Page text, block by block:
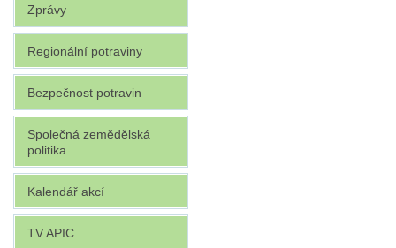
Zprávy
Regionální potraviny
Bezpečnost potravin
Společná zemědělská
politika
Kalendář akcí
TV APIC